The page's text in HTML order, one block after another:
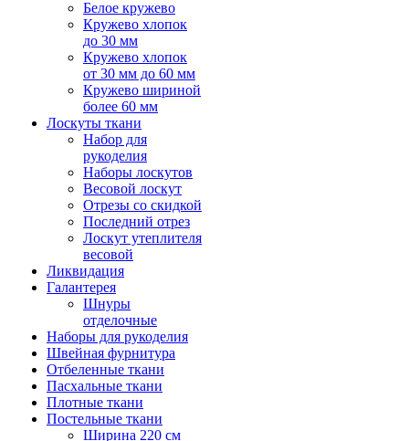
Белое кружево
Кружево хлопок
до 30 мм
Кружево хлопок
от 30 мм до 60 мм
Кружево шириной
более 60 мм
Лоскуты ткани
Набор для
рукоделия
Наборы лоскутов
Весовой лоскут
Отрезы со скидкой
Последний отрез
Лоскут утеплителя
весовой
Ликвидация
Галантерея
Шнуры
отделочные
Наборы для рукоделия
Швейная фурнитура
Отбеленные ткани
Пасхальные ткани
Плотные ткани
Постельные ткани
Ширина 220 см